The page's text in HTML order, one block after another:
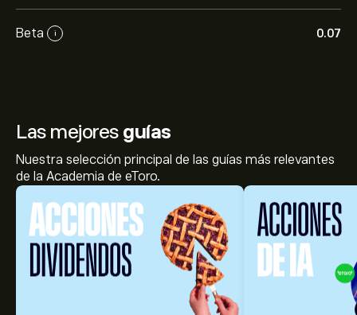
Beta i 0.07
Las mejores guías
Nuestra selección principal de las guías más relevantes
de la Academia de eToro.